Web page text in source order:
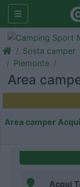
Sosta camper
Piemonte
Area
Area camper Acqui
Acqui